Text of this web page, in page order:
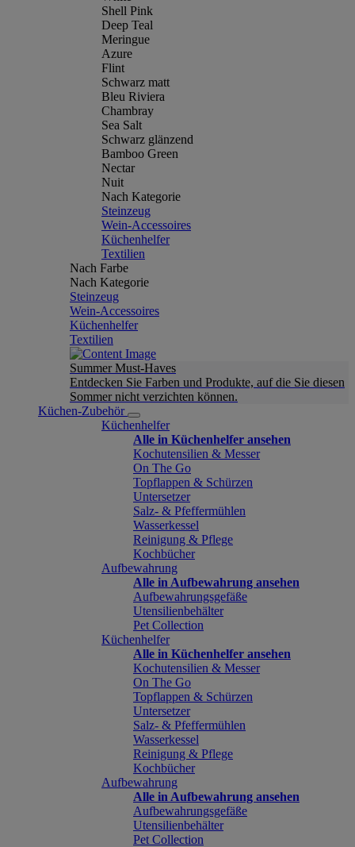
Shell Pink
Deep Teal
Meringue
Azure
Flint
Schwarz matt
Bleu Riviera
Chambray
Sea Salt
Schwarz glänzend
Bamboo Green
Nectar
Nuit
Nach Kategorie
Steinzeug
Wein-Accessoires
Küchenhelfer
Textilien
Nach Farbe
Nach Kategorie
Steinzeug
Wein-Accessoires
Küchenhelfer
Textilien
Summer Must-Haves
Entdecken Sie Farben und Produkte, auf die Sie diesen
Sommer nicht verzichten können.
Küchen-Zubehör
Küchenhelfer
Alle in Küchenhelfer ansehen
Kochutensilien & Messer
On The Go
Topflappen & Schürzen
Untersetzer
Salz- & Pfeffermühlen
Wasserkessel
Reinigung & Pflege
Kochbücher
Aufbewahrung
Alle in Aufbewahrung ansehen
Aufbewahrungsgefäße
Utensilienbehälter
Pet Collection
Küchenhelfer
Alle in Küchenhelfer ansehen
Kochutensilien & Messer
On The Go
Topflappen & Schürzen
Untersetzer
Salz- & Pfeffermühlen
Wasserkessel
Reinigung & Pflege
Kochbücher
Aufbewahrung
Alle in Aufbewahrung ansehen
Aufbewahrungsgefäße
Utensilienbehälter
Pet Collection